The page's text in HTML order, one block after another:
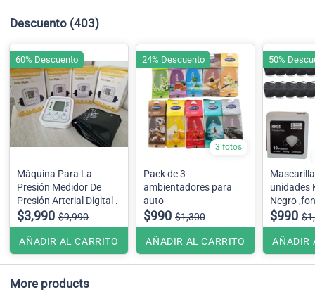
Descuento (403)
Máquina Para La
Presión Medidor De
Presión Arterial Digital .
$3,990 $9,990
AÑADIR AL CARRITO
60% Descuento
3 fotos
Pack de 3
ambientadores para
auto
$990 $1,300
AÑADIR AL CARRITO
24% Descuento
Mascarillas
unidades KN95 Color
$990
AÑADIR
50%
More products